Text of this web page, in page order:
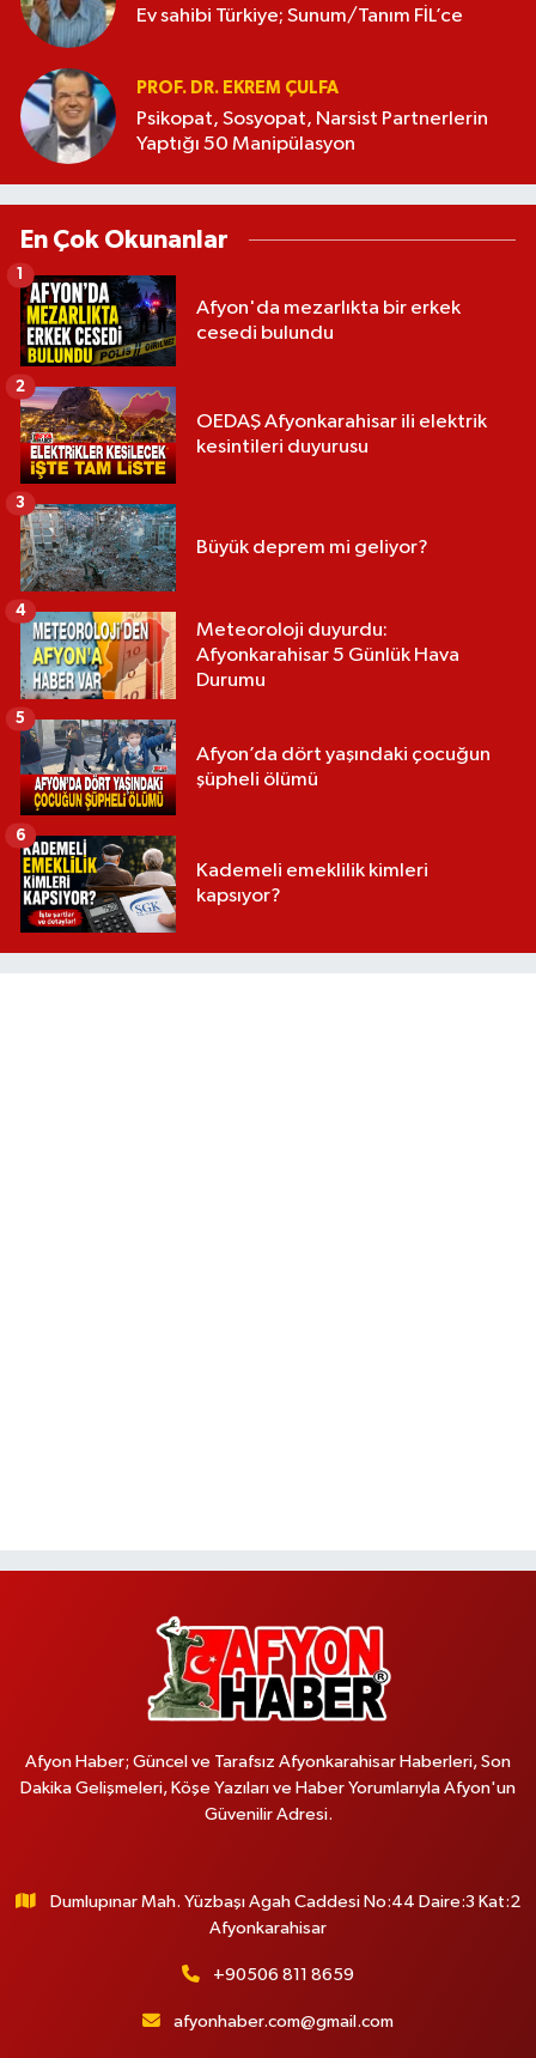
Ev sahibi Türkiye; Sunum/Tanım FİL’ce
PROF. DR. EKREM ÇULFA
Psikopat, Sosyopat, Narsist Partnerlerin
Yaptığı 50 Manipülasyon
En Çok Okunanlar
Afyon'da mezarlıkta bir erkek
cesedi bulundu
1
OEDAŞ Afyonkarahisar ili elektrik
kesintileri duyurusu
2
Büyük deprem mi geliyor?
3
Meteoroloji duyurdu:
Afyonkarahisar 5 Günlük Hava
Durumu
4
Afyon’da dört yaşındaki çocuğun
şüpheli ölümü
5
Kademeli emeklilik kimleri
kapsıyor?
6
Afyon Haber; Güncel ve Tarafsız Afyonkarahisar Haberleri, Son
Dakika Gelişmeleri, Köşe Yazıları ve Haber Yorumlarıyla Afyon'un
Güvenilir Adresi.
Dumlupınar Mah. Yüzbaşı Agah Caddesi No:44 Daire:3 Kat:2
Afyonkarahisar
+90506 811 8659
afyonhaber.com@gmail.com